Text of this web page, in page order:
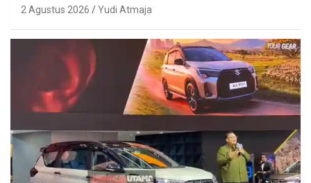
2 Agustus 2026 Yudi Atmaja